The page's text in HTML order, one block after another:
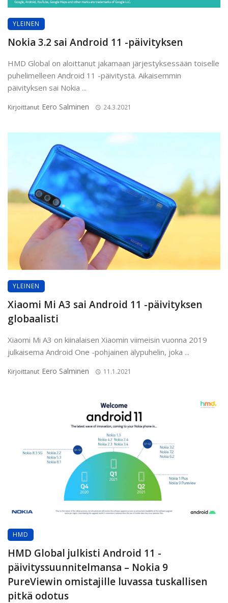
YLEINEN
Nokia 3.2 sai Android 11 -päivityksen
HMD Global on aloittanut jakamaan järjestyksessään toiselle
puhelimelleen Android 11 -päivitystä. Aikaisemmin
päivityksen sai Nokia ...
Kirjoittanut Eero Salminen 24.3.2021
YLEINEN
Xiaomi Mi A3 sai Android 11 -päivityksen
globaalisti
Xiaomi Mi A3 on kiinalaisen Xiaomin viimeisin vuonna 2019
julkaisema Android One -pohjainen älypuhelin, joka ...
Kirjoittanut Eero Salminen 11.1.2021
HMD
HMD Global julkisti Android 11 -
päivityssuunnitelmansa – Nokia 9
PureViewin omistajille luvassa tuskallisen
pitkä odotus